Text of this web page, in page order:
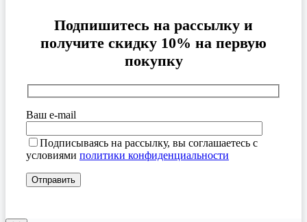
Подпишитесь на рассылку и
получите скидку 10% на первую
покупку
Ваш e-mail
Подписываясь на рассылку, вы соглашаетесь с
условиями политики конфиденциальности